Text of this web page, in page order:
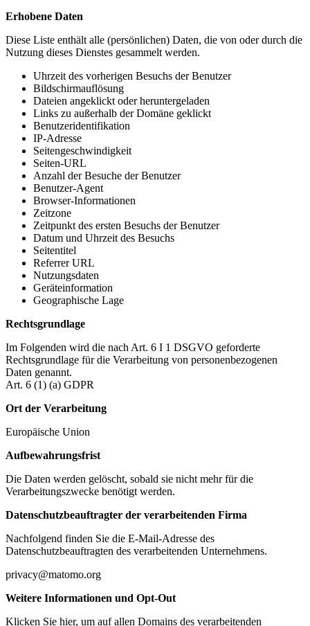
Erhobene Daten
Diese Liste enthält alle (persönlichen) Daten, die von oder durch die
Nutzung dieses Dienstes gesammelt werden.
Uhrzeit des vorherigen Besuchs der Benutzer
Bildschirmauflösung
Dateien angeklickt oder heruntergeladen
Links zu außerhalb der Domäne geklickt
Benutzeridentifikation
IP-Adresse
Seitengeschwindigkeit
Seiten-URL
Anzahl der Besuche der Benutzer
Benutzer-Agent
Browser-Informationen
Zeitzone
Zeitpunkt des ersten Besuchs der Benutzer
Datum und Uhrzeit des Besuchs
Seitentitel
Referrer URL
Nutzungsdaten
Geräteinformation
Geographische Lage
Rechtsgrundlage
Im Folgenden wird die nach Art. 6 I 1 DSGVO geforderte
Rechtsgrundlage für die Verarbeitung von personenbezogenen
Daten genannt.
Art. 6 (1) (a) GDPR
Ort der Verarbeitung
Europäische Union
Aufbewahrungsfrist
Die Daten werden gelöscht, sobald sie nicht mehr für die
Verarbeitungszwecke benötigt werden.
Datenschutzbeauftragter der verarbeitenden Firma
Nachfolgend finden Sie die E-Mail-Adresse des
Datenschutzbeauftragten des verarbeitenden Unternehmens.
privacy@matomo.org
Weitere Informationen und Opt-Out
Klicken Sie hier, um auf allen Domains des verarbeitenden